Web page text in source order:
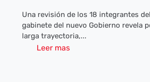
Una revisión de los 18 integrantes
gabinete del nuevo Gobierno revela
larga trayectoria,...
Leer mas